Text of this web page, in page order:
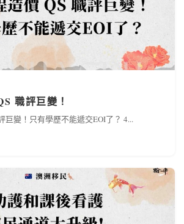
職評巨變！
巨變！只有學歷不能遞交EOI了？ 4...